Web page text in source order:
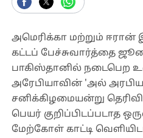
அமெரிக்கா மற்றும்
கட்டப் பேச்சுவார்த்தை
பாகிஸ்தானில் நடைபெற
அரேபியாவின் 'அல்
சனிக்கிழமையன்று
பெயர் குறிப்பிடப்படாத
மேற்கோள் காட்டி